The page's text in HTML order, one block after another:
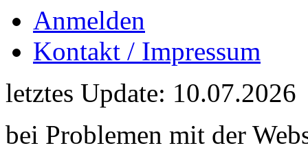
Anmelden
Kontakt / Impressum
letztes Update: 10.07.2026
bei Problemen mit der